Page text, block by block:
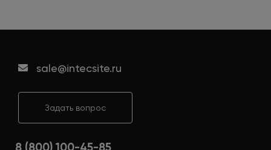
sale@intecsite.ru
Задать вопрос
8 (800) 100-45-85